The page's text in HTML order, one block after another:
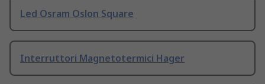
Led Osram Oslon Square
Interruttori Magnetotermici Hager